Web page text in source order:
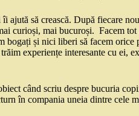
ajută să crească. După fiecare
curioși, mai bucuroși. Facem
bogați și nici liberi să facem
experiențe interesante cu ei,
când scriu despre bucuria
în compania uneia dintre cele